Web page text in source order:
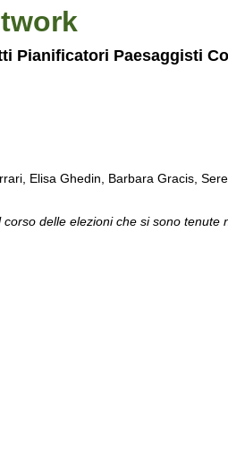
Pianificatori Paesaggisti
Elisa Ghedin, Barbara Gracis,
delle elezioni che si sono